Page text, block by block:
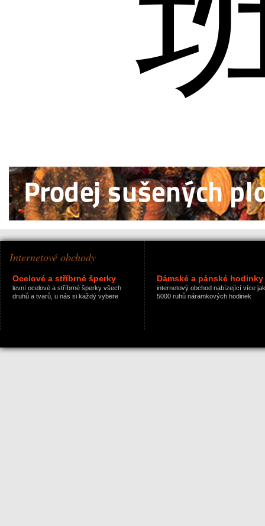
Internetové obchody
Ocelové a stříbrné šperky
levní ocelové a stříbrné šperky všech
druhů a tvarů, u nás si každý vybere
Dámské a pánské hodinky
internetový obchod nabízející více jak
5000 ruhů náramkových hodinek